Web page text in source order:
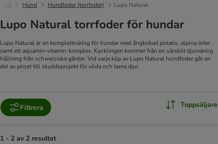
Hund Hundfoder (torrfoder) Lupo Natural
Lupo Natural torrfoder för hundar
Lupo Natural är en komplettnäring för hundar med ångkokad potatis, alpina örter
samt ett aquamin-vitamin-komplex. Kycklingen kommer från en särskilt djurvänlig
hållning från schweiziska gårdar. Vid varje köp av Lupo Natural hundfoder går en
del av priset till skyddsprojekt för vilda och tama djur.
Filtrera Toppsäljare
1 - 2 av 2 resultat